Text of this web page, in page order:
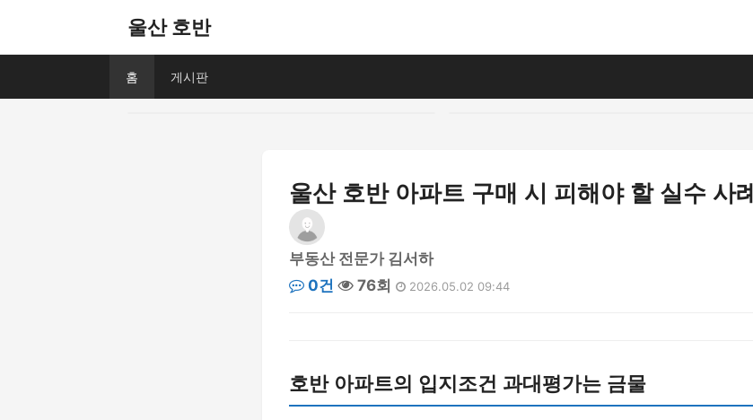
울산 호반
홈 게시판
울산 호반 아파트 구매 시 피해야 할 실수 사례
부동산 전문가 김서하
0건
76회 2026.05.02 09:44
호반 아파트의 입지조건 과대평가는 금물